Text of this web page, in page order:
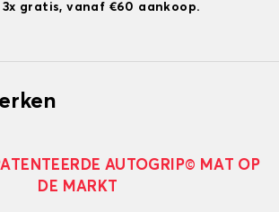
gratis, vanaf €60 aankoop.
AUTOGRIP© MAT OP
DE MARKT